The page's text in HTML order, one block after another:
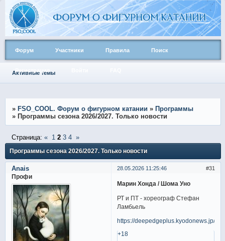
Форум Участники Правила Поиск
Активные темы
» FSO_COOL. Форум о фигурном катании » Программы
» Программы сезона 2026/2027. Только новости
Программы сезона 2026/2027. Только новости
Страница: « 1 2 3 4 »
31
28.05.2026 11:25:46
Anais
Профи
Марин Хонда / Шома Уно
РТ и ПТ - хореограф Стефан
Ламбьель
https://deepedgeplus.kyodonews.jp/
+18